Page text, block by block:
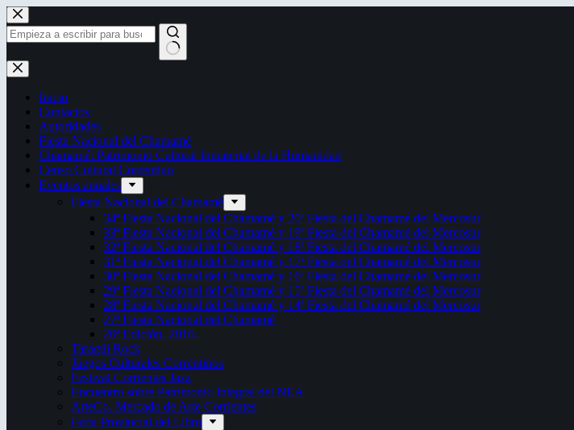
Saltar
al
contenido
Sin
resultados
Inicio
Contactos
Autoridades
Fiesta Nacional del Chamamé
Chamamé: Patrimonio Cultural Inmaterial de la Humanidad
Censo Cultural Correntino
Eventos anuales
Fiesta Nacional del Chamamé
34ª Fiesta Nacional del Chamamé y 20ª Fiesta del Chamamé del Mercosur
33ª Fiesta Nacional del Chamamé y 19ª Fiesta del Chamamé del Mercosur
32ª Fiesta Nacional del Chamamé y 18ª Fiesta del Chamamé del Mercosur
31ª Fiesta Nacional del Chamamé y 17ª Fiesta del Chamamé del Mercosur
30ª Fiesta Nacional del Chamamé y 16ª Fiesta del Chamamé del Mercosur
29ª Fiesta Nacional del Chamamé y 15ª Fiesta del Chamamé del Mercosur
28ª Fiesta Nacional del Chamamé y 14ª Fiesta del Chamamé del Mercosur
27ª Fiesta Nacional del Chamamé
26ª Edición. 2016.
Taragüi Rock
Juegos Culturales Correntinos
Festival Corrientes Jazz
Encuentro sobre Patrimonio Integral del NEA
ArteCo. Mercado de Arte Corrientes
Feria Provincial del Libro